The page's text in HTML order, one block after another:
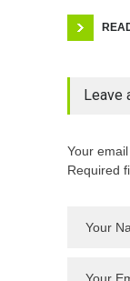
Leave
Your
Required